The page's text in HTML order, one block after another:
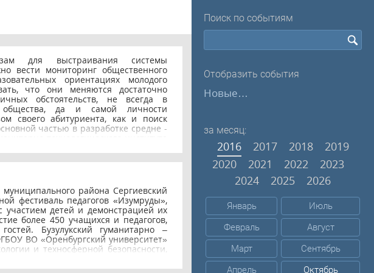
для выстраивания системы
вести мониторинг общественного
ориентациях молодого
что они меняются достаточно
обстоятельств, не всегда в
общества, да и самой личности
своего абитуриента, как и поиск
частью в разработке средне -
технологического института
школьного образования — все
выбора. 20 - 21 октября
работы) в Восточном
факультетов БГТИ (филиала) ОГУ
медицинских колледжей, Орского
и Новотроицкого строительного
института была проведена
заведением, с направлениями
на рынке труда и будущим
района Сергиевский
фестиваль педагогов «Изумруды»,
детей и демонстрацией их
более 450 учащихся и педагогов,
Бузулукский гуманитарно –
ВО «Оренбургский университет»
и техносферной безопасности,
Кинасов Руслан (группа 13 Био
Поиск по событиям
Отобразить события
Новые…
за месяц:
2016 2017 2018
2019
2020
2021 2022
2023
2024
2025 2026
Январь
Июль
Февраль
Август
Март
Сентябрь
Апрель
Октябрь